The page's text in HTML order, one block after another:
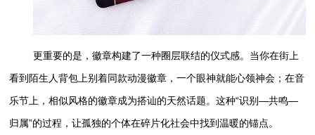
更重要的是，徽章构建了一种圈层联结的仪式感。当你在街上
看到陌生人背包上别着同款动漫徽章，一个眼神就能心领神会；在音
乐节上，相似风格的徽章成为搭讪的天然话题。这种“识别—共鸣—
归属”的过程，让孤独的个体在碎片化社会中找到温暖的锚点。